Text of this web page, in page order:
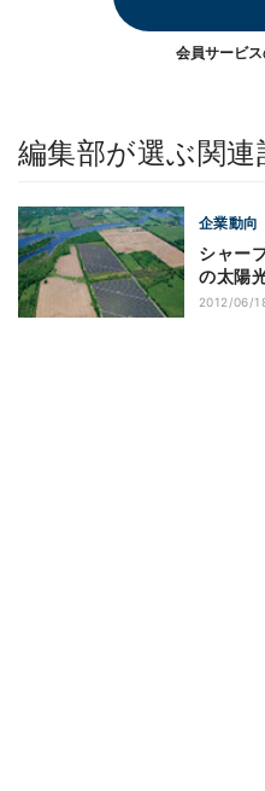
会員サービ
編集部が選ぶ関連
企業動向
シャー
の太陽
2012/06/